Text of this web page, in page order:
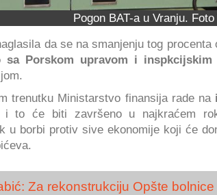
Pogon BAT-a u Vranju.
da se na smanjenju tog
sa Porskom upravom i inspkcijskim
trenutku Ministarstvo finansija rade na
i to će biti završeno u najkraćem
u borbi protiv sive ekonomije koji će
Za rekonstrukciju Opšte